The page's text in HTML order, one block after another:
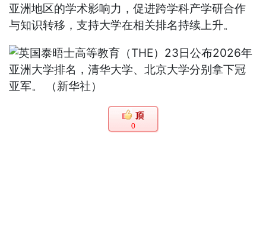
亚洲地区的学术影响力，促进跨学科产学研合作
与知识转移，支持大学在相关排名持续上升。
0